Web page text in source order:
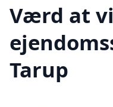
Værd at
Tarup